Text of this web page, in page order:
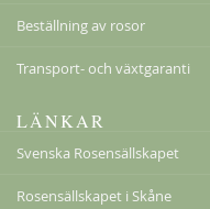
Beställning av rosor
Transport- och växtgaranti
LÄNKAR
Svenska Rosensällskapet
Rosensällskapet i Skåne